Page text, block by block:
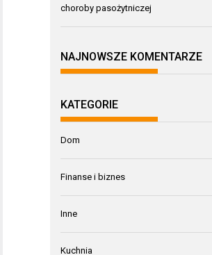
choroby pasożytniczej
NAJNOWSZE KOMENTARZE
KATEGORIE
Dom
Finanse i biznes
Inne
Kuchnia